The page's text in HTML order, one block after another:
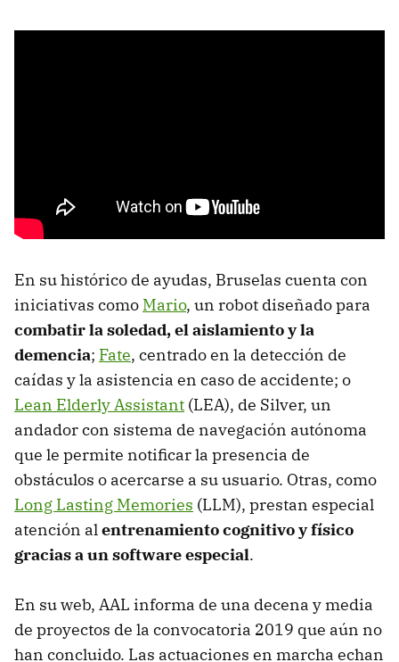
En su histórico de ayudas, Bruselas cuenta con
iniciativas como Mario, un robot diseñado para
combatir la soledad, el aislamiento y la
demencia; Fate, centrado en la detección de
caídas y la asistencia en caso de accidente; o
Lean Elderly Assistant (LEA), de Silver, un
andador con sistema de navegación autónoma
que le permite notificar la presencia de
obstáculos o acercarse a su usuario. Otras, como
Long Lasting Memories (LLM), prestan especial
atención alentrenamiento cognitivo y físico
gracias a un software especial.
En su web, AAL informa de una decena y media
de proyectos de la convocatoria 2019 que aún no
han concluido. Las actuaciones en marcha echan